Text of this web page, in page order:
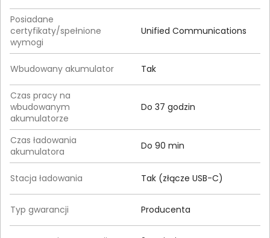
Posiadane
certyfikaty/spełnione
wymogi
Unified Communications
Wbudowany akumulator Tak
Czas pracy na
wbudowanym
akumulatorze
Do 37 godzin
Czas ładowania
akumulatora
Do 90 min
Stacja ładowania Tak (złącze USB-C)
Typ gwarancji Producenta